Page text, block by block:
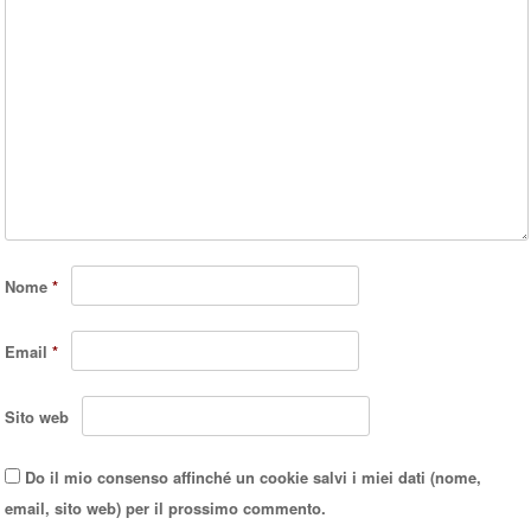
Nome*
Email*
Sito web
Do il mio consenso affinché un cookie salvi i miei dati (nome,
email, sito web) per il prossimo commento.